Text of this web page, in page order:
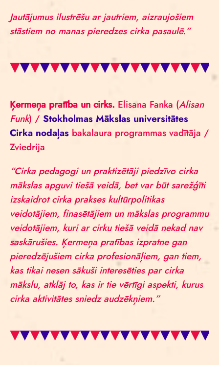
Jautājumus ilustrēšu ar jautriem, aizraujošiem
stāstiem no manas pieredzes cirka pasaulē.”
Ķermeņa pratība un cirks. Elisana Fanka (Alisan
Funk) / Stokholmas Mākslas universitātes
Cirka nodaļas bakalaura programmas vadītāja /
Zviedrija
“Cirka pedagogi un praktizētāji piedzīvo cirka
mākslas apguvi tiešā veidā, bet var būt sarežģīti
izskaidrot cirka prakses kultūrpolitikas
veidotājiem, finasētājiem un mākslas programmu
veidotājiem, kuri ar cirku tiešā veidā nekad nav
saskārušies. Ķermeņa pratības izpratne gan
pieredzējušiem cirka profesionāļiem, gan tiem,
kas tikai nesen sākuši interesēties par cirka
mākslu, atklāj to, kas ir tie vērtīgi aspekti, kurus
cirka aktivitātes sniedz audzēkņiem.”